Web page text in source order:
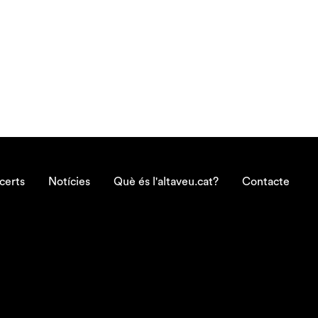
Notícies Què és l'altaveu.cat? Contacte